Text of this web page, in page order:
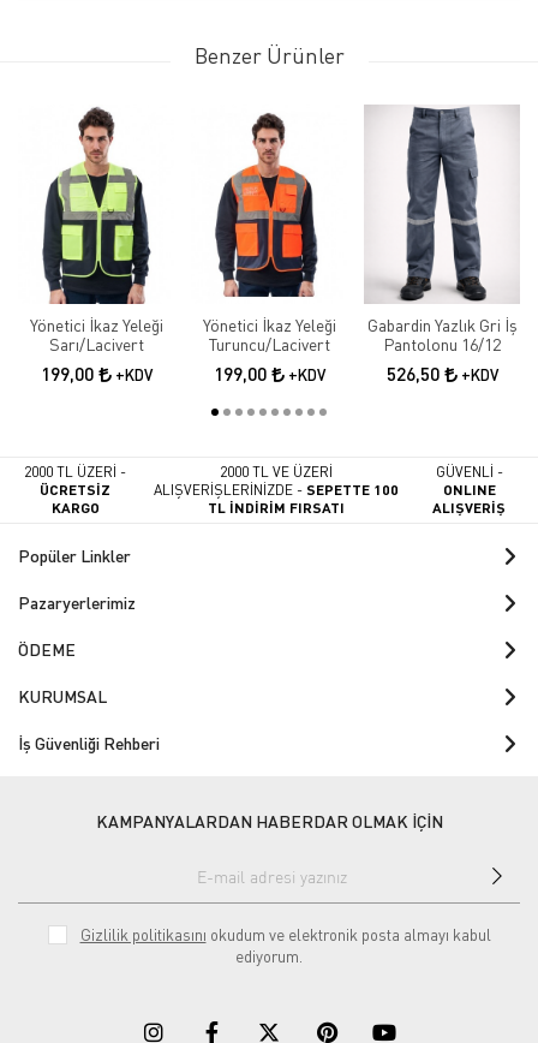
Benzer Ürünler
Yönetici İkaz Yeleği
Sarı/Lacivert
199,00 +KDV
Yönetici İkaz Yeleği
Turuncu/Lacivert
199,00 +KDV
Gabardin Yazlık Gri İş
Pantolonu 16/12
526,50 +KDV
2000 TL ÜZERİ -
ÜCRETSİZ
KARGO
2000 TL VE ÜZERİ
ALIŞVERİŞLERİNİZDE -SEPETTE 100
TL İNDİRİM FIRSATI
GÜVENLİ -
ONLINE
ALIŞVERİŞ
Popüler Linkler
Pazaryerlerimiz
ÖDEME
KURUMSAL
İş Güvenliği Rehberi
KAMPANYALARDAN HABERDAR OLMAK İÇİN
Gizlilik politikasını okudum ve elektronik posta almayı kabul
ediyorum.